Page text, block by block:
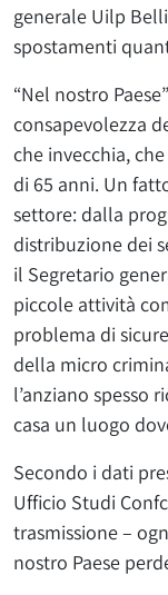
generale Uilp
spostamenti
“Nel nostro
consapevolezza
che invecchia,
di 65 anni. Un
settore: dalla
distribuzione dei
il Segretario
piccole attività
problema di
della micro
l’anziano spesso
casa un luogo
Secondo i dati
Ufficio Studi
trasmissione –
nostro Paese